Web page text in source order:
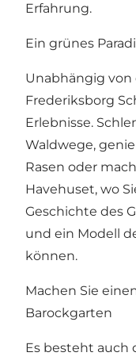
Erfahrung.
Ein grünes
Unabhängig
Frederiksborg
Erlebnisse.
Waldwege,
Rasen oder
Havehuset, wo
Geschichte des
und ein Modell
können.
Machen Sie
Barockgarten
Es besteht auch